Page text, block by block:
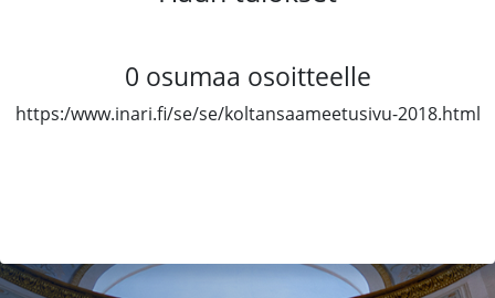
0 osumaa osoitteelle
https:/www.inari.fi/se/se/koltansaameetusivu-2018.html